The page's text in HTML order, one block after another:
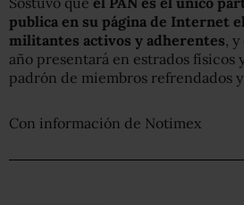
publica en su página de Internet
militantes activos y adherentes ,
año presentará en estrados físicos
padrón de miembros refrendados
Con información de Notimex